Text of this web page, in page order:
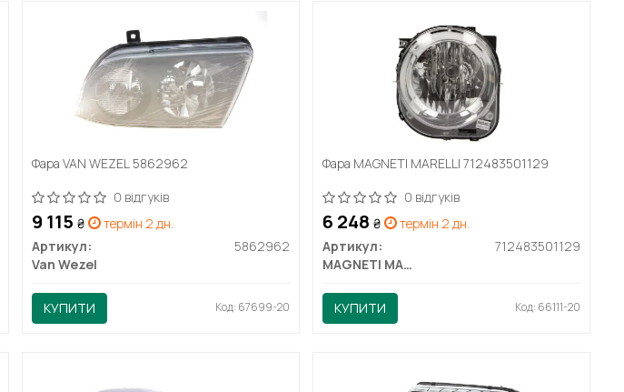
Фара VAN WEZEL 5862962
0 відгуків
9 115₴
термін 2 дн.
Артикул:
5862962
Van Wezel
КУПИТИ Код: 67699-20
Фара MAGNETI MARELLI 712483501129
0 відгуків
6 248₴
термін 2 дн.
Артикул:
712483501129
MAGNETI MARELLI
КУПИТИ Код: 66111-20